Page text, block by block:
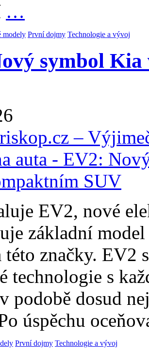
…
modely První dojmy Technologie a vývoj
symbol
EV2, nové
základní
značky. EV2
technologie s
podobě dosud
úspěchu
První dojmy Technologie a vývoj